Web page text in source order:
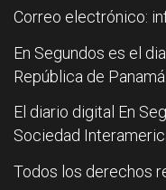
Correo electrónico:
En Segundos es el
República de Panamá.
El diario digital En
Sociedad
Todos los derechos